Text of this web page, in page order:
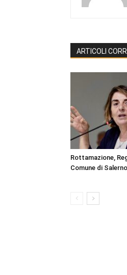
ARTICOLI
Rottamazione,
Comune di